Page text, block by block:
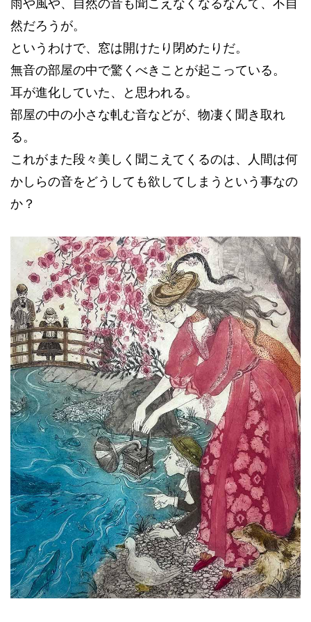
然だろうが。
というわけで、窓は開けたり閉めたりだ。
無音の部屋の中で驚くべきことが起こっている。
耳が進化していた、と思われる。
部屋の中の小さな軋む音などが、物凄く聞き取れ
る。
これがまた段々美しく聞こえてくるのは、人間は何
かしらの音をどうしても欲してしまうという事なの
か？